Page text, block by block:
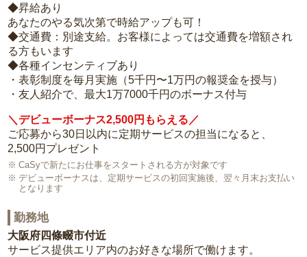
◆昇給あり
あなたのやる気次第で時給アップも可！
◆交通費：別途支給。お客様によっては交通費を増額され
る方もいます
◆各種インセンティブあり
・表彰制度を毎月実施（5千円〜1万円の報奨金を授与）
・友人紹介で、最大1万7000千円のボーナス付与
＼デビューボーナス2,500円もらえる／
ご応募から30日以内に定期サービスの担当になると、
2,500円プレゼント
CaSyで新たにお仕事をスタートされる方が対象です
デビューボーナスは、定期サービスの初回実施後、翌々月末お支払い
となります
勤務地
大阪府四條畷市付近
サービス提供エリア内のお好きな場所で働けます。